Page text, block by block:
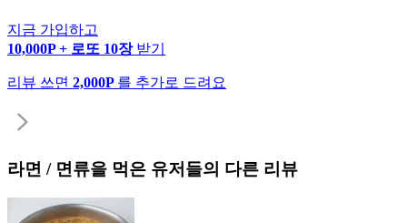
지금 가입하고
10,000P + 로또 10장 받기
리뷰 쓰면 2,000P 를 추가로 드려요
라면 / 면류을 먹은 유저들의 다른 리뷰